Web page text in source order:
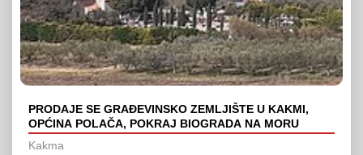
PRODAJE SE GRAĐEVINSKO ZEMLJIŠTE U KAKMI,
OPĆINA POLAČA, POKRAJ BIOGRADA NA MORU
Kakma